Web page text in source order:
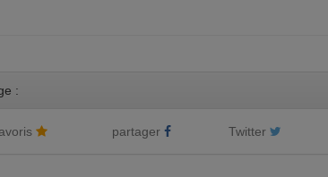
:
partager Twitter